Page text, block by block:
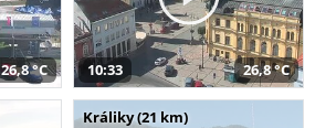
26,8 °C 10:33 26,8 °C
Králiky (21 km)